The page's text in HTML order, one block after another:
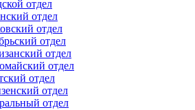
отдел
отдел
отдел
отдел
отдел
отдел
отдел
отдел
отдел